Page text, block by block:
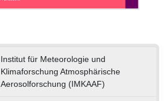
Institut für Meteorologie und
Klimaforschung Atmosphärische
Aerosolforschung (IMKAAF)